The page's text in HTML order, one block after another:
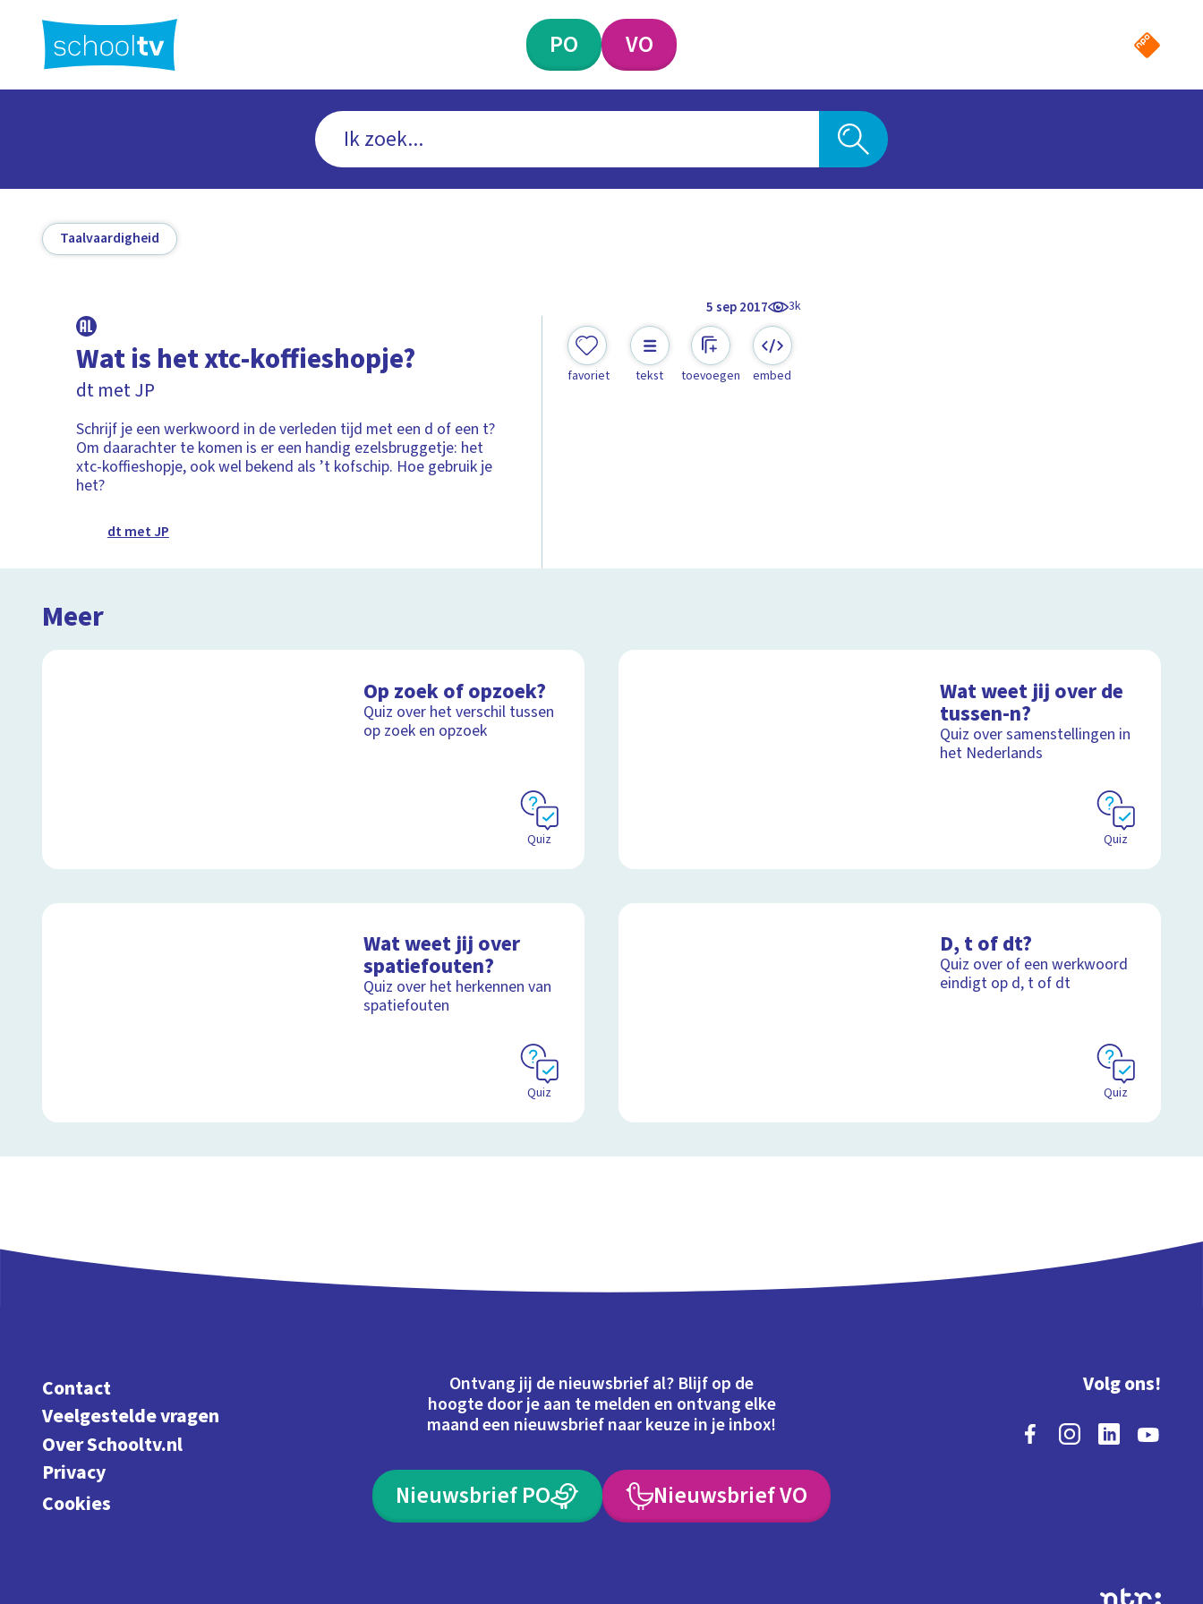
hoofdinhoud
PO VO
Taalvaardigheid
5 sep 2017 3k
Wat is het xtc-koffieshopje?
dt met JP
Schrijf je een werkwoord in de verleden tijd met een d of een t?
Om daarachter te komen is er een handig ezelsbruggetje: het
xtc-koffieshopje, ook wel bekend als ’t kofschip. Hoe gebruik je
het?
dt met JP
favoriet tekst toevoegen embed
Meer
Op zoek of opzoek?
Quiz over het verschil tussen
op zoek en opzoek
Quiz
Wat weet jij over de
tussen-n?
Quiz over samenstellingen in
het Nederlands
Quiz
Wat weet jij over
spatiefouten?
Quiz over het herkennen van
spatiefouten
Quiz
D, t of dt?
Quiz over of een werkwoord
eindigt op d, t of dt
Quiz
Contact
Veelgestelde vragen
Over Schooltv.nl
Privacy
Cookies
Ontvang jij de nieuwsbrief al? Blijf op de
hoogte door je aan te melden en ontvang elke
maand een nieuwsbrief naar keuze in je inbox!
Nieuwsbrief PO Nieuwsbrief VO
Volg ons!